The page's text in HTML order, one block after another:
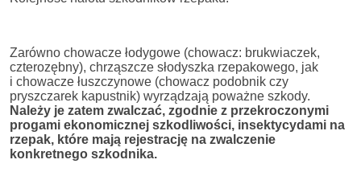
Zarówno chowacze łodygowe (chowacz: brukwiaczek,
czterozębny), chrząszcze słodyszka rzepakowego, jak
i chowacze łuszczynowe (chowacz podobnik czy
pryszczarek kapustnik) wyrządzają poważne szkody.
Należy je zatem zwalczać, zgodnie z przekroczonymi
progami ekonomicznej szkodliwości, insektycydami na
rzepak, które mają rejestrację na zwalczenie
konkretnego szkodnika.